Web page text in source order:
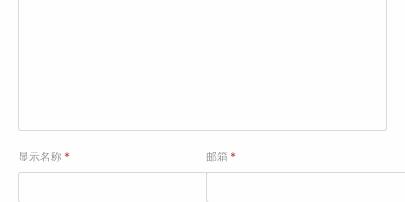
显示名称 * 邮箱*